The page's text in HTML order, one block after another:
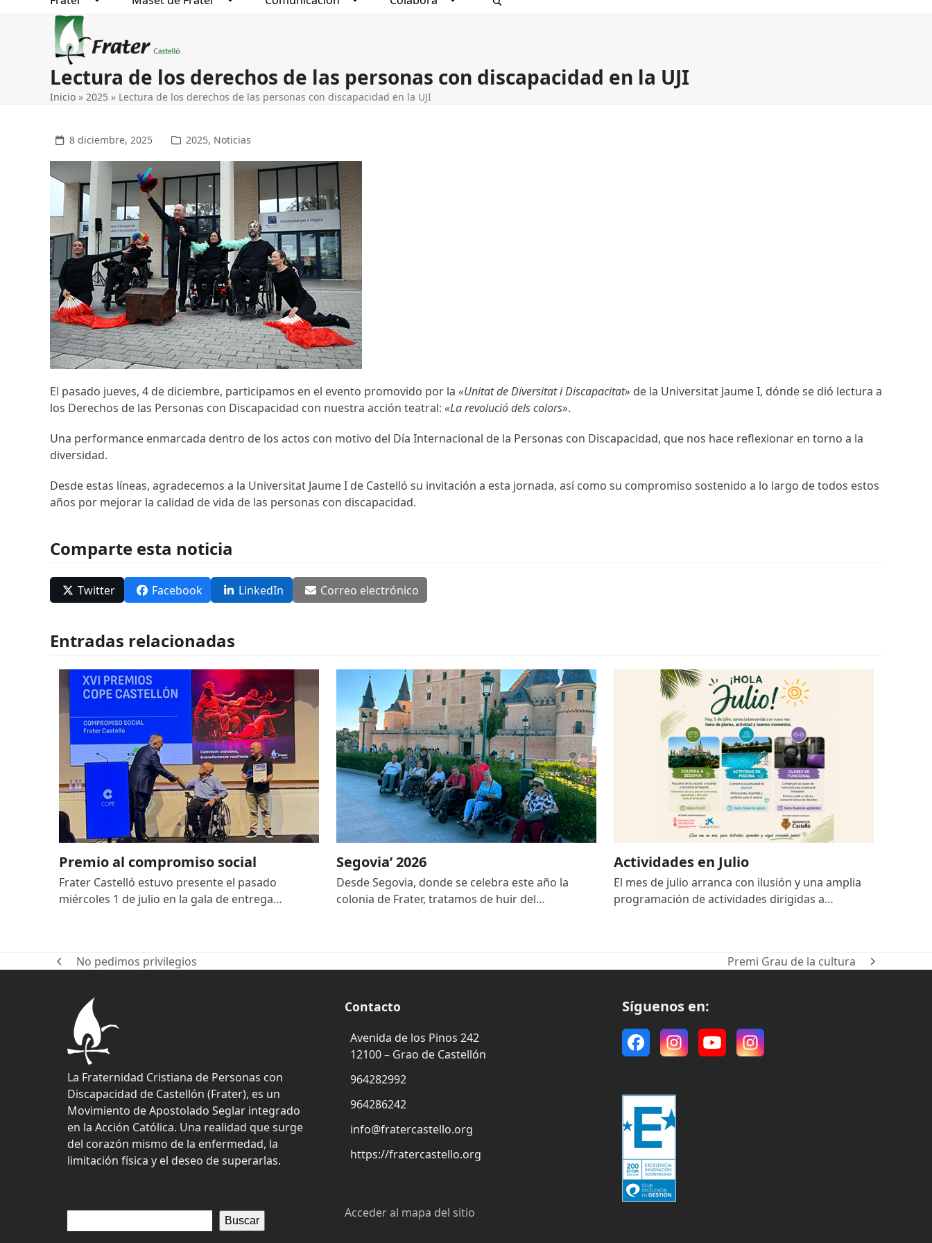
Lectura de los derechos de las personas con discapacidad en la UJI
Inicio » 2025 » Lectura de los derechos de las personas con discapacidad en la UJI
8 diciembre, 2025 2025, Noticias
El pasado jueves, 4 de diciembre, participamos en el evento promovido por la «Unitat de Diversitat i Discapacitat» de la Universitat Jaume I, dónde se dió lectura a
los Derechos de las Personas con Discapacidad con nuestra acción teatral: «La revolució dels colors».
Una performance enmarcada dentro de los actos con motivo del Día Internacional de la Personas con Discapacidad, que nos hace reflexionar en torno a la
diversidad.
Desde estas líneas, agradecemos a la Universitat Jaume I de Castelló su invitación a esta jornada, así como su compromiso sostenido a lo largo de todos estos
años por mejorar la calidad de vida de las personas con discapacidad.
Comparte esta noticia
Twitter Facebook LinkedIn Correo electrónico
Entradas relacionadas
Premio al compromiso social
Frater Castelló estuvo presente el pasado
miércoles 1 de julio en la gala de entrega…
Segovia’ 2026
Desde Segovia, donde se celebra este año la
colonia de Frater, tratamos de huir del…
Actividades en Julio
El mes de julio arranca con ilusión y una amplia
programación de actividades dirigidas a…
previousNo pedimos privilegios
next
Premi Grau de la cultura
La Fraternidad Cristiana de Personas con
Discapacidad de Castellón (Frater), es un
Movimiento de Apostolado Seglar integrado
en la Acción Católica. Una realidad que surge
del corazón mismo de la enfermedad, la
limitación física y el deseo de superarlas.
Buscar
Contacto
Avenida de los Pinos 242
12100 – Grao de Castellón
964282992
964286242
info@fratercastello.org
https://fratercastello.org
Acceder al mapa del sitio
Síguenos en:
FacebookInstagram
YouTubeInstagram